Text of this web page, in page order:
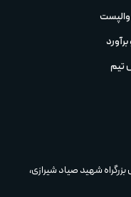
والپست
تیم‌
شهید صیاد شیرازی،